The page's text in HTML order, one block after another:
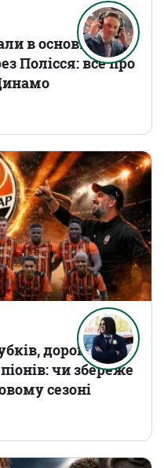
в основному
Полісся: все про
дорогі
чи збереже
сезоні